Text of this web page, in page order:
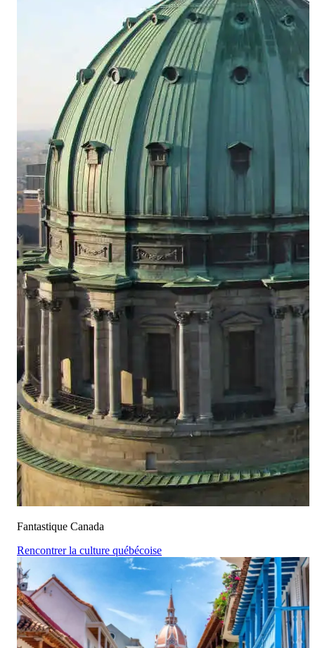
Fantastique Canada
Rencontrer la culture québécoise